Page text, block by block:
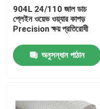
904L 24/110 জাল ডাচ
প্লেইন ওয়েভ ওয়্যার কাপড়
Precision ক্ষয় প্রতিরোধী
অনুসন্ধান পাঠান